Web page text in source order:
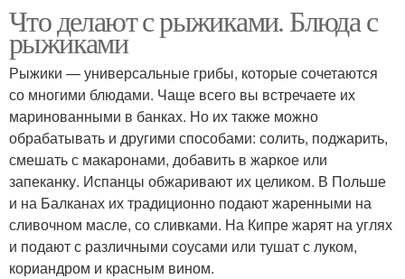
Что делают с рыжиками. Блюда с
рыжиками
Рыжики — универсальные грибы, которые сочетаются
со многими блюдами. Чаще всего вы встречаете их
маринованными в банках. Но их также можно
обрабатывать и другими способами: солить, поджарить,
смешать с макаронами, добавить в жаркое или
запеканку. Испанцы обжаривают их целиком. В Польше
и на Балканах их традиционно подают жаренными на
сливочном масле, со сливками. На Кипре жарят на углях
и подают с различными соусами или тушат с луком,
кориандром и красным вином.